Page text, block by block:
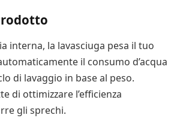
interna, la lavasciuga pesa il tuo
il consumo d’acqua
di lavaggio in base al peso.
di ottimizzare l’efficienza
gli sprechi.